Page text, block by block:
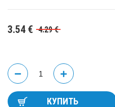
4.29€
3.54 €
КУПИТЬ